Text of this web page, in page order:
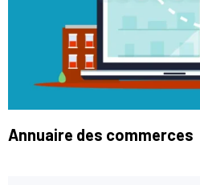
Annuaire des commerces